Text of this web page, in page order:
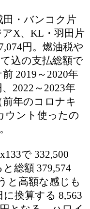
田・バンコク片
アX、KL・羽田片
円。燃油税や
込の支払総額で
2019～2020年
2022～2023年
前年のコロナキ
ウント使ったの
で 332,500
総額 379,574
と高額な感じも
換算する 8,563